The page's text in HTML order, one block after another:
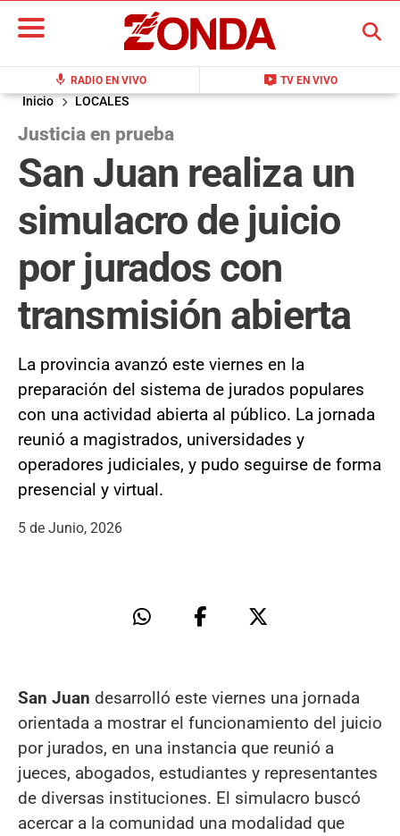
mic RADIO EN VIVO live_tv TV EN VIVO
BUSCAR
Inicio LOCALES
Justicia en prueba
San Juan realiza un
simulacro de juicio
por jurados con
transmisión abierta
La provincia avanzó este viernes en la
preparación del sistema de jurados populares
con una actividad abierta al público. La jornada
reunió a magistrados, universidades y
operadores judiciales, y pudo seguirse de forma
presencial y virtual.
5 de Junio, 2026
San Juan desarrolló este viernes una jornada
orientada a mostrar el funcionamiento del juicio
por jurados, en una instancia que reunió a
jueces, abogados, estudiantes y representantes
de diversas instituciones. El simulacro buscó
acercar a la comunidad una modalidad que